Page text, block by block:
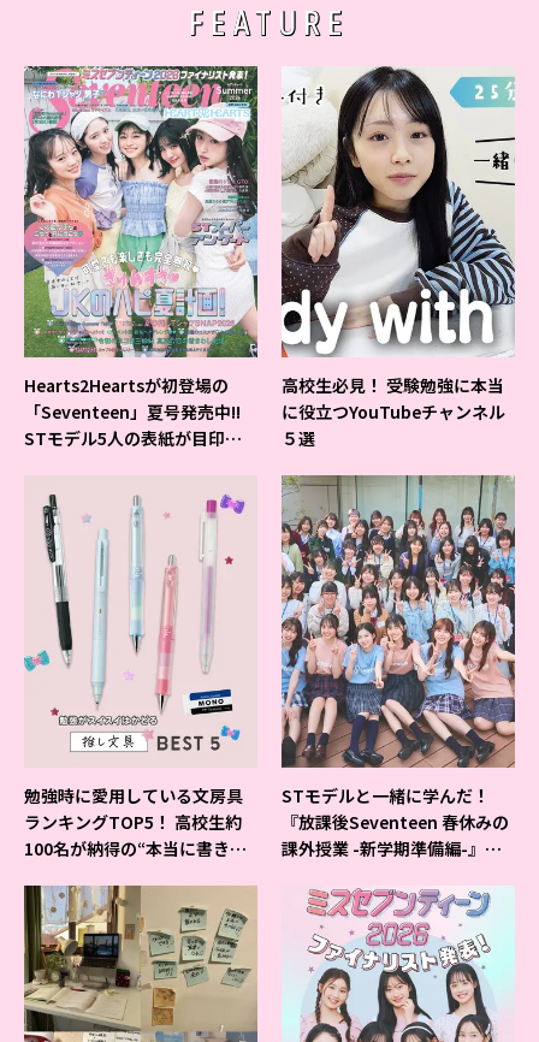
FEATURE
Hearts2Heartsが初登場の
「Seventeen」夏号発売中!!
STモデル5人の表紙が目印だ
高校生必見！ 受験勉強に本当
に役立つYouTubeチャンネル
５選
勉強時に愛用している文房具
ランキングTOP5！ 高校生約
100名が納得の“本当に書きや
STモデルと一緒に学んだ！
『放課後Seventeen 春休みの
課外授業 -新学期準備編-』イ